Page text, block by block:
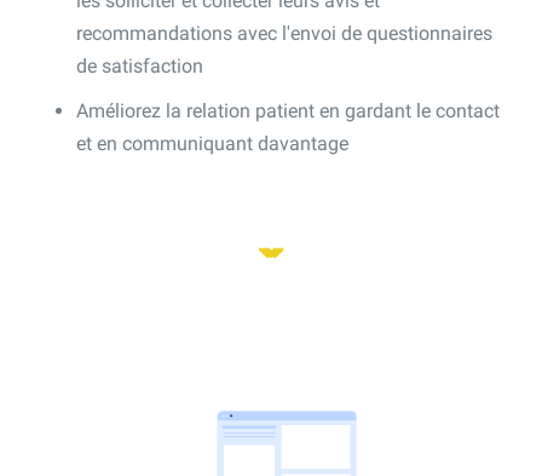
recommandations avec l'envoi de questionnaires
de satisfaction
Améliorez la relation patient en gardant le contact
et en communiquant davantage